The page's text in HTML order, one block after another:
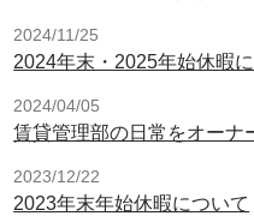
2024/11/25
2024年末・2025年始休暇
2024/04/05
賃貸管理部の日常をオーナ
2023/12/22
2023年末年始休暇について